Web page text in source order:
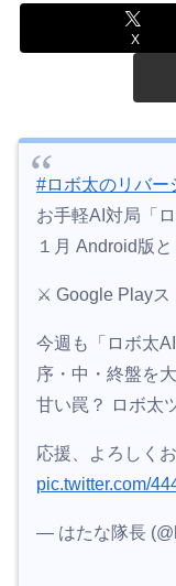
X
#ロボ太のリバー
お手軽AI対局「
１月 Android版
⚔ Google Playス
今週も「ロボ太
序・中・終盤を
甘い罠？ ロボ太
応援、よろしく
pic.twitter.com/
— はたな隊長